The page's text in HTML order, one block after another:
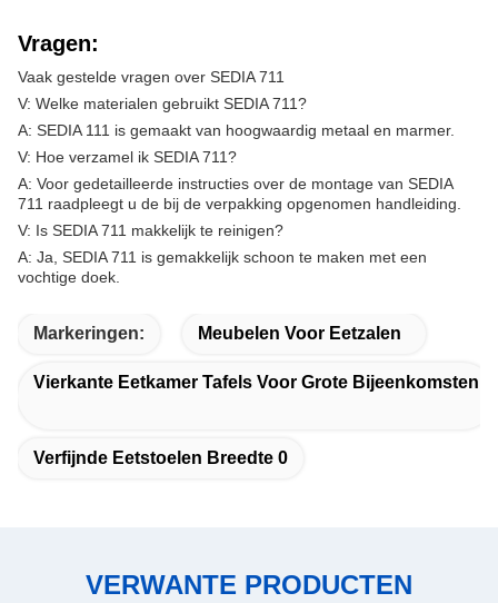
Vragen:
Vaak gestelde vragen over SEDIA 711
V: Welke materialen gebruikt SEDIA 711?
A: SEDIA 111 is gemaakt van hoogwaardig metaal en marmer.
V: Hoe verzamel ik SEDIA 711?
A: Voor gedetailleerde instructies over de montage van SEDIA
711 raadpleegt u de bij de verpakking opgenomen handleiding.
V: Is SEDIA 711 makkelijk te reinigen?
A: Ja, SEDIA 711 is gemakkelijk schoon te maken met een
vochtige doek.
Markeringen: Meubelen Voor Eetzalen
Vierkante Eetkamer Tafels Voor Grote Bijeenkomsten
Verfijnde Eetstoelen Breedte 0
VERWANTE PRODUCTEN